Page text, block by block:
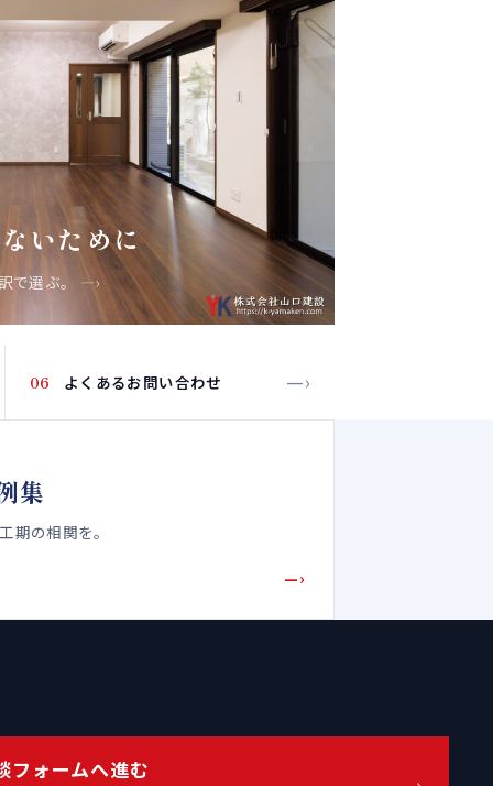
いために
で選ぶ。 —›
06 よくあるお問い合わせ —›
集
期の相関を。
—›
フォームへ進む